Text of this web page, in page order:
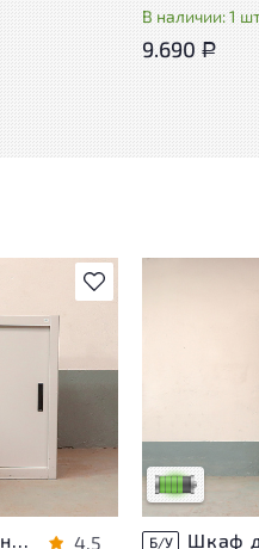
В наличии: 1
9.690 Р
В избранное
4.5
У товара
следы
удобство его
Низкая
Б/У